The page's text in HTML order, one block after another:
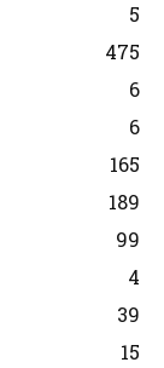
5
475
6
6
165
189
99
4
39
15